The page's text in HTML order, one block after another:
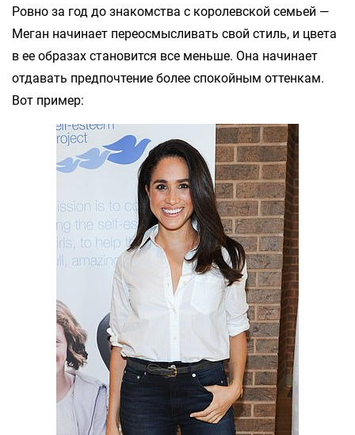
Ровно за год до знакомства с королевской семьей —
Меган начинает переосмысливать свой стиль, и цвета
в ее образах становится все меньше. Она начинает
отдавать предпочтение более спокойным оттенкам.
Вот пример: